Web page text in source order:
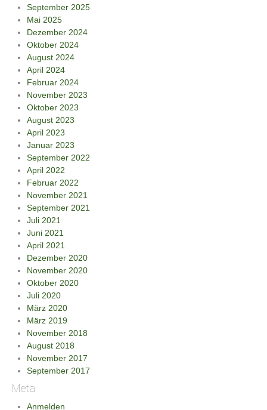
September 2025
Mai 2025
Dezember 2024
Oktober 2024
August 2024
April 2024
Februar 2024
November 2023
Oktober 2023
August 2023
April 2023
Januar 2023
September 2022
April 2022
Februar 2022
November 2021
September 2021
Juli 2021
Juni 2021
April 2021
Dezember 2020
November 2020
Oktober 2020
Juli 2020
März 2020
März 2019
November 2018
August 2018
November 2017
September 2017
Meta
Anmelden